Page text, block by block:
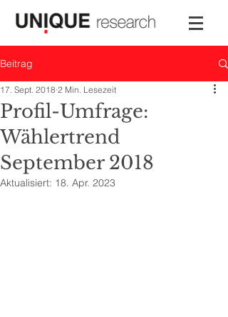
Beitrag
Profil-Umfrage:
Wählertrend
September 2018
17. Sept. 2018 2 Min. Lesezeit
Aktualisiert: 18. Apr. 2023